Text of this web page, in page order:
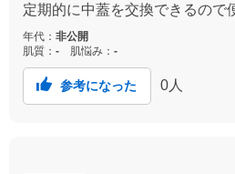
定期的に中蓋を交換できるので
年代： 非公開
肌質： - 肌悩み： -
参考になった 0人